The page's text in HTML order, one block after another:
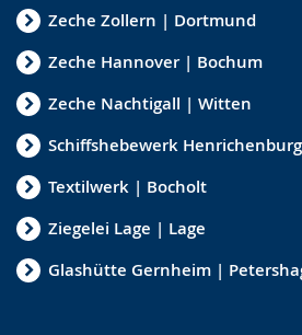
Zeche Zollern | Dortmund
Zeche Hannover | Bochum
Zeche Nachtigall | Witten
Schiffshebewerk
Textilwerk | Bocholt
Ziegelei Lage | Lage
Glashütte Gernheim |